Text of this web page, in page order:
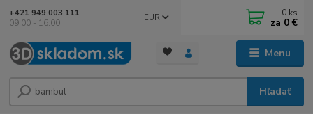
Menu
EUR
Hľadať
+421 949 003 111
09:00 - 16:00
0 ks
za 0 €